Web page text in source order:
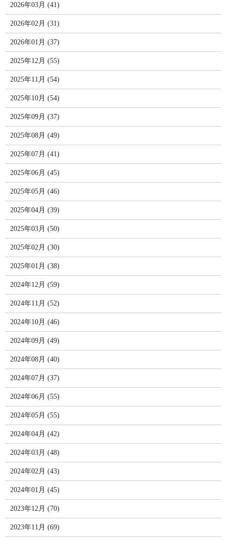
2026年03月 (41)
2026年02月 (31)
2026年01月 (37)
2025年12月 (55)
2025年11月 (54)
2025年10月 (54)
2025年09月 (37)
2025年08月 (49)
2025年07月 (41)
2025年06月 (45)
2025年05月 (46)
2025年04月 (39)
2025年03月 (50)
2025年02月 (30)
2025年01月 (38)
2024年12月 (59)
2024年11月 (52)
2024年10月 (46)
2024年09月 (49)
2024年08月 (40)
2024年07月 (37)
2024年06月 (55)
2024年05月 (55)
2024年04月 (42)
2024年03月 (48)
2024年02月 (43)
2024年01月 (45)
2023年12月 (70)
2023年11月 (69)